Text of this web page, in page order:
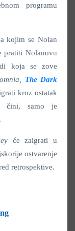
programu
kojim se Nolan
pratiti Nolanovu
koja se zove
The Dark
kroz ostatak
čini, samo je
će zaigrati u
ostvarenje
retrospektive.